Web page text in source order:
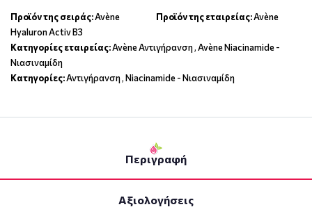
Προϊόν της σειράς:Avène
Hyaluron Activ B3
Προϊόν της εταιρείας:Avène
Κατηγορίες εταιρείας:Avène Αντιγήρανση,Avène Niacinamide -
Νιασιναμίδη
Κατηγορίες:Αντιγήρανση,Niacinamide - Νιασιναμίδη
Περιγραφή
Αξιολογήσεις